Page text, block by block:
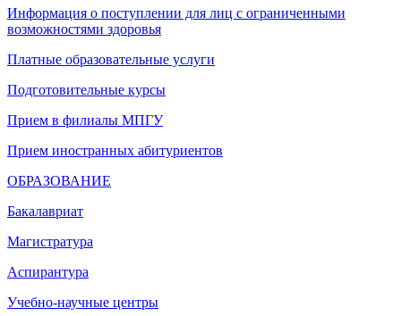
Информация о поступлении для лиц с ограниченными
возможностями здоровья
Платные образовательные услуги
Подготовительные курсы
Прием в филиалы МПГУ
Прием иностранных абитуриентов
ОБРАЗОВАНИЕ
Бакалавриат
Магистратура
Аспирантура
Учебно-научные центры